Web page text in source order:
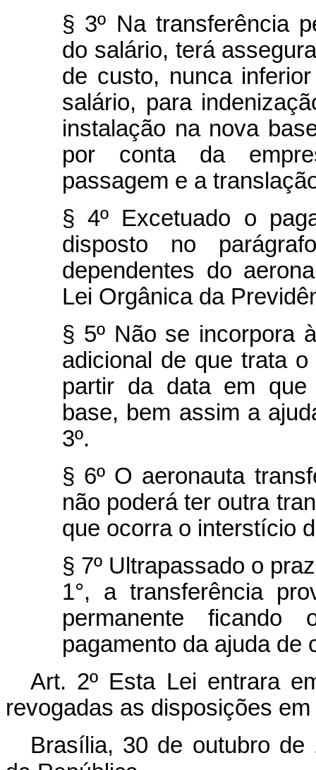
§ 3º Na transferência
do salário, terá
de custo, nunca
salário, para
instalação na nova
por conta da
passagem e a
§ 4º Excetuado o
disposto no
dependentes do
Lei Orgânica da
§ 5º Não se incorpora
adicional de que trata
partir da data em
base, bem assim a
3º.
§ 6º O aeronauta
não poderá ter outra
que ocorra o interstício
§ 7º Ultrapassado o
1°, a transferência
permanente ficando
pagamento da ajuda de
Art. 2º Esta Lei entrara
revogadas as disposições
Brasília, 30 de outubro